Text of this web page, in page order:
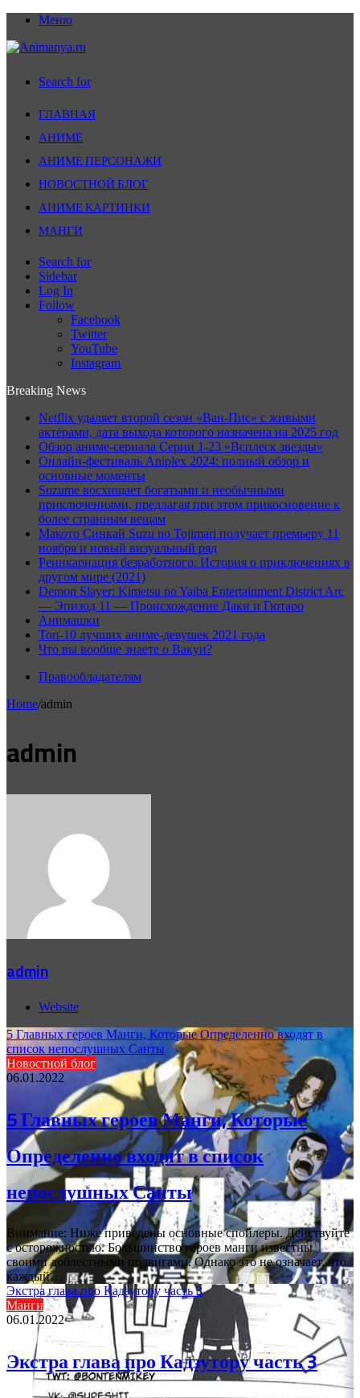
Меню
Search for
ГЛАВНАЯ
АНИМЕ
АНИМЕ ПЕРСОНАЖИ
НОВОСТНОЙ БЛОГ
АНИМЕ КАРТИНКИ
МАНГИ
Search for
Sidebar
Log In
Follow
Facebook
Twitter
YouTube
Instagram
Breaking News
Netflix удаляет второй сезон «Ван-Пис» с живыми
актёрами, дата выхода которого назначена на 2025 год
Обзор аниме-сериала Серии 1-23 «Всплеск звезды»
Онлайн-фестиваль Aniplex 2024: полный обзор и
основные моменты
Suzume восхищает богатыми и необычными
приключениями, предлагая при этом прикосновение к
более странным вещам
Макото Синкай Suzu no Tojimari получает премьеру 11
ноября и новый визуальный ряд
Реинкарнация безработного: История о приключениях в
другом мире (2021)
Demon Slayer: Kimetsu no Yaiba Entertainment District Arc
— Эпизод 11 — Происхождение Даки и Гютаро
Анимашки
Топ-10 лучших аниме-девушек 2021 года
Что вы вообще знаете о Вакуи?
Правообладателям
Home/admin
admin
admin
Website
5 Главных героев Манги, Которые Определенно входят в
список непослушных Санты
Новостной блог
06.01.2022
5 Главных героев Манги, Которые
Определенно входят в список
непослушных Санты
Внимание: Ниже приведены основные спойлеры. Действуйте
с осторожностью. Большинство героев манги известны
своими доблестными подвигами. Однако это не означает, что
каждый…
Экстра глава про Кадзутору часть 3
Манги
06.01.2022
Экстра глава про Кадзутору часть 3